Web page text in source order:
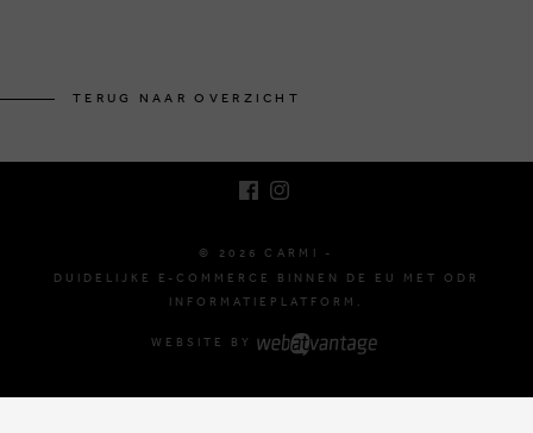
TERUG NAAR OVERZICHT
© 2026 CARMI -
DUIDELIJKE E-COMMERCE BINNEN DE EU MET ODR
INFORMATIEPLATFORM.
WEBSITE BY